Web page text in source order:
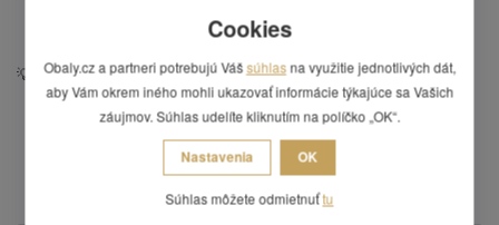
Kreatívne projekty: Drhanie, výroba dekorácií,
scrapbooking (zdobenie albumov a denníkov).
💡
Výhody:
prírodný a ekologický materiál,
vysoká pevnosť a odolnosť,
všestranné použitie,
šetrný k rastlinám,
dobrá odolnosť proti hnilobe.
Cookies
Obaly.cz a partneri potrebujú Vášsúhlas na využitie jednotlivých dát,
aby Vám okrem iného mohli ukazovať informácie týkajúce sa Vašich
záujmov. Súhlas udelíte kliknutím na políčko „OK“.
Nastavenia OK
Súhlas môžete odmietnuťtu